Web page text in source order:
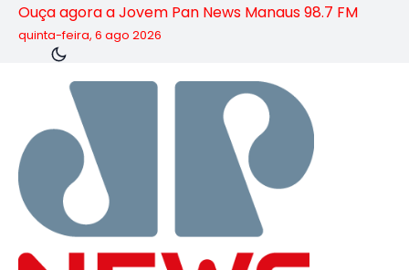
Ouça agora a Jovem Pan News Manaus 98.7 FM
quinta-feira, 6 ago 2026